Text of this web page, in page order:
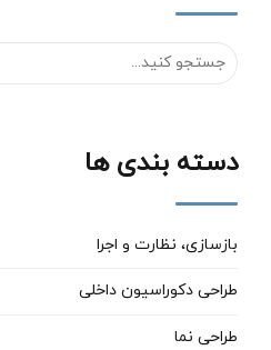
دسته بندی ها
بازسازی، نظارت و اجرا
طراحی دکوراسیون داخلی
طراحی نما